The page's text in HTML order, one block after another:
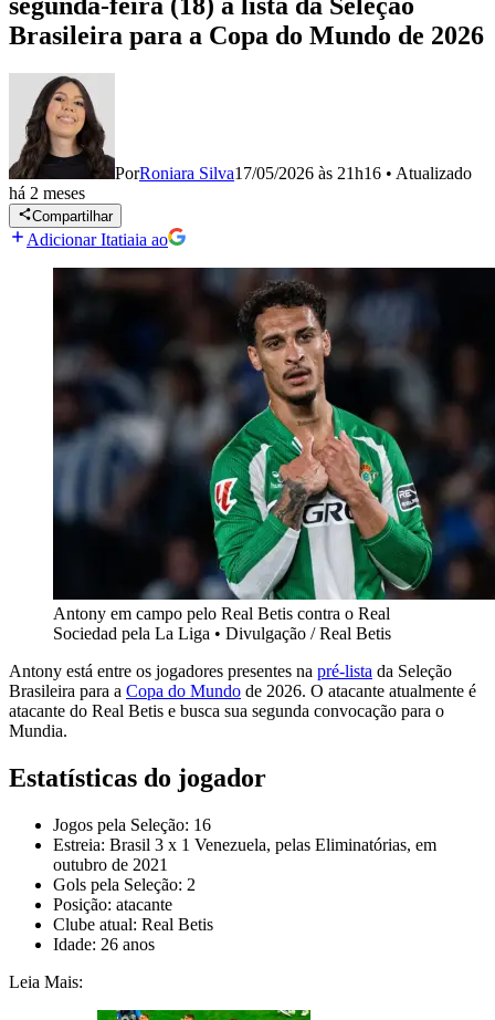
Brasileira para a Copa do Mundo de 2026
PorRoniara Silva17/05/2026 às 21h16 • Atualizado
há 2 meses
Compartilhar
Adicionar Itatiaia ao
Antony em campo pelo Real Betis contra o Real
Sociedad pela La Liga • Divulgação / Real Betis
Antony está entre os jogadores presentes na pré-lista da Seleção
Brasileira para a Copa do Mundo de 2026. O atacante atualmente é
atacante do Real Betis e busca sua segunda convocação para o
Mundia.
Estatísticas do jogador
Jogos pela Seleção: 16
Estreia: Brasil 3 x 1 Venezuela, pelas Eliminatórias, em
outubro de 2021
Gols pela Seleção: 2
Posição: atacante
Clube atual: Real Betis
Idade: 26 anos
Leia Mais: